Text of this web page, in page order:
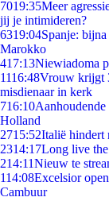
7019:35Meer
jij je intimideren?
6319:04Spanje:
Marokko
417:13Niewiadoma
1116:48Vrouw krijgt
misdienaar in kerk
716:10
Holland
2715:52Italië hindert
2314:17Long live
214:11Nieuw te
114:08Excelsior
Cambuur